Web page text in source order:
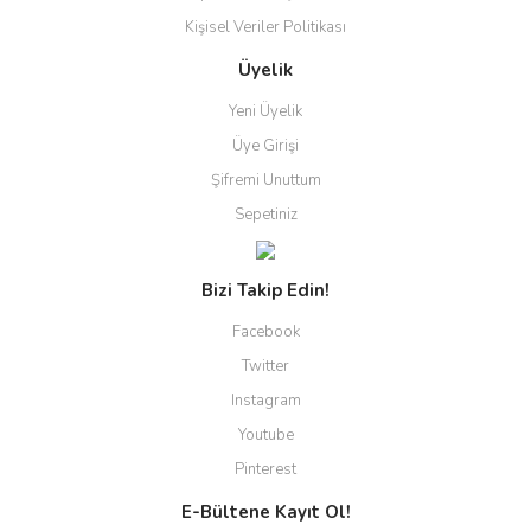
Kişisel Veriler Politikası
Üyelik
Yeni Üyelik
Üye Girişi
Şifremi Unuttum
Sepetiniz
Bizi Takip Edin!
Facebook
Twitter
Instagram
Youtube
Pinterest
E-Bültene Kayıt Ol!